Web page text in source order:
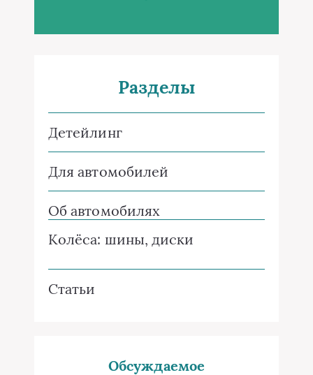
Разделы
Детейлинг
Для автомобилей
Об автомобилях
Колёса: шины, диски
Статьи
Обсуждаемое